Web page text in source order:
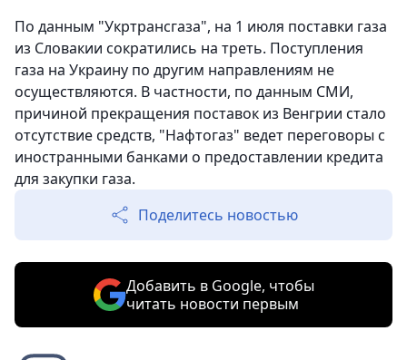
По данным "Укртрансгаза", на 1 июля поставки газа
из Словакии сократились на треть. Поступления
газа на Украину по другим направлениям не
осуществляются. В частности, по данным СМИ,
причиной прекращения поставок из Венгрии стало
отсутствие средств, "Нафтогаз" ведет переговоры с
иностранными банками о предоставлении кредита
для закупки газа.
Поделитесь новостью
Добавить в Google, чтобы
читать новости первым